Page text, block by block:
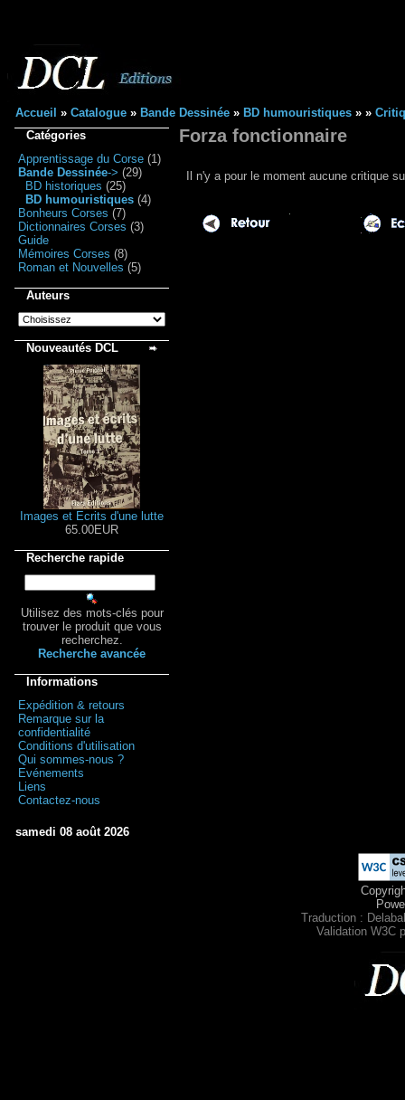
Accueil » Catalogue » Bande Dessinée » BD humouristiques » »
Catégories
Apprentissage du Corse (1)
Bande Dessinée-> (29)
BD historiques (25)
BD humouristiques (4)
Bonheurs Corses (7)
Dictionnaires Corses (3)
Guide
Mémoires Corses (8)
Roman et Nouvelles (5)
Auteurs
Nouveautés DCL
Images et Ecrits d'une lutte
65.00EUR
Recherche rapide
Utilisez des mots-clés pour
trouver le produit que vous
recherchez.
Recherche avancée
Informations
Expédition & retours
Remarque sur la
confidentialité
Conditions d'utilisation
Qui sommes-nous ?
Evénements
Liens
Contactez-nous
Forza fonctionnaire
Il n'y a pour le moment aucune critique
samedi 08 août 2026
Traduction :
Validation W3C